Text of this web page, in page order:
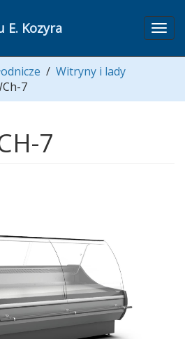
E. Kozyra
/ Witryny i lady
7
7